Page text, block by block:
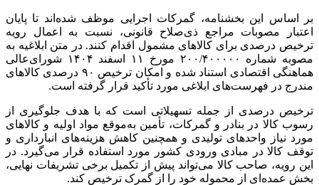
بر اساس این بخشنامه، گمرکات اجرایی موظف شده‌اند تا پایان
اعتبار مصوبات مراجع ذی‌صلاح قانونی، نسبت به اعمال رویه
ترخیص درصدی برای کالاهای مشمول اقدام کنند. در متن ابلاغیه به
مصوبه شماره ۲۰۰/۴۰۰۰۰۰ مورخ ۱۱ اسفند ۱۴۰۴ شورای‌عالی
هماهنگی اقتصادی استناد شده و امکان ترخیص ۹۰ درصدی کالاهای
مندرج در فهرست‌های ابلاغی مورد تأکید قرار گرفته است.
ترخیص درصدی از جمله تسهیلاتی است که با هدف جلوگیری از
رسوب کالا در بنادر و گمرکات، تأمین به‌موقع مواد اولیه و کالاهای
مورد نیاز واحدهای تولیدی و همچنین کاهش هزینه‌های انبارداری و
توقف کالا در مبادی ورودی کشور مورد استفاده قرار می‌گیرد. در
این رویه، صاحب کالا می‌تواند پیش از تکمیل برخی تشریفات نهایی،
بخش عمده‌ای از محموله خود را از گمرک ترخیص کند.